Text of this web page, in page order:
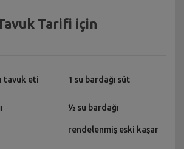
Tarifi için
tavuk eti 1 su bardağı süt
½ su bardağı
rendelenmiş eski kaşar